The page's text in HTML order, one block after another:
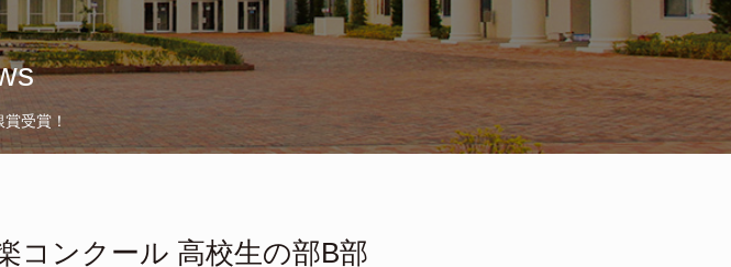
受賞！
コンクール 高校生の部B部